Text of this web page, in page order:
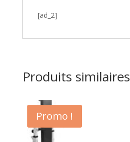
[ad_2]
Produits similaires
Promo !